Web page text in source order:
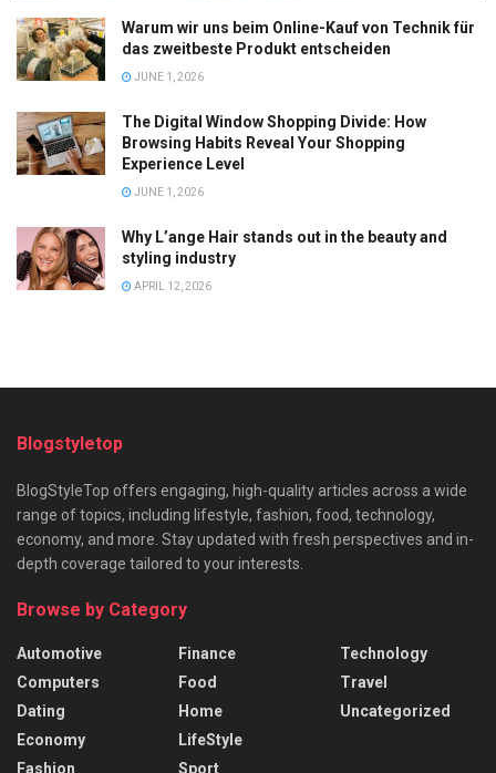
Warum wir uns beim Online-Kauf von Technik für
das zweitbeste Produkt entscheiden
JUNE 1, 2026
The Digital Window Shopping Divide: How
Browsing Habits Reveal Your Shopping
Experience Level
JUNE 1, 2026
Why L’ange Hair stands out in the beauty and
styling industry
APRIL 12, 2026
Blogstyletop
BlogStyleTop offers engaging, high-quality articles across a wide
range of topics, including lifestyle, fashion, food, technology,
economy, and more. Stay updated with fresh perspectives and in-
depth coverage tailored to your interests.
Browse by Category
Automotive
Computers
Dating
Economy
Fashion
Finance
Food
Home
LifeStyle
Sport
Technology
Travel
Uncategorized